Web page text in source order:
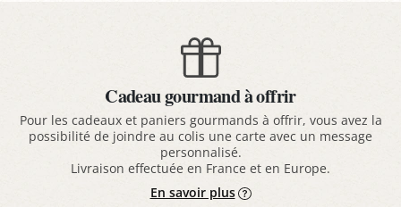
Cadeau gourmand à offrir
Pour les cadeaux et paniers gourmands à offrir, vous avez la
possibilité de joindre au colis une carte avec un message
personnalisé.
Livraison effectuée en France et en Europe.
En savoir plus